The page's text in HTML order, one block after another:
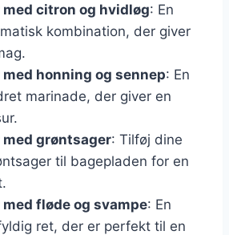
citron og hvidløg: En
kombination, der giver
honning og sennep: En
marinade, der giver en
grøntsager: Tilføj dine
til bagepladen for en
fløde og svampe: En
ret, der er perfekt til en